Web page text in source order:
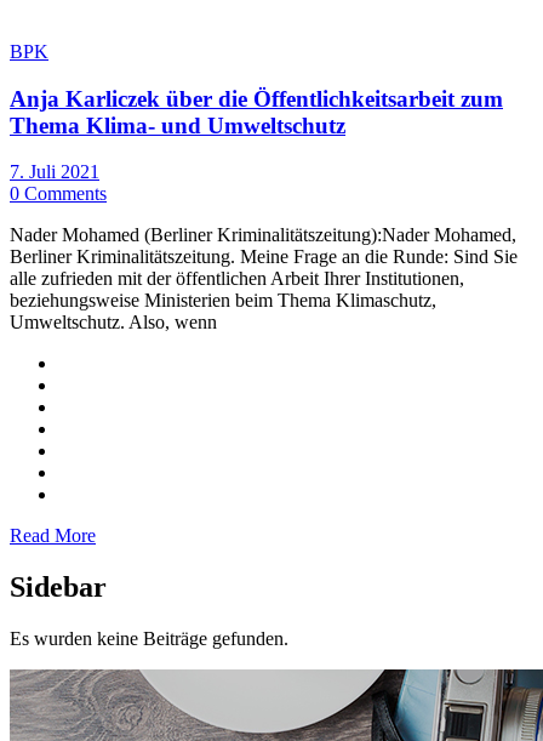
BPK
Anja Karliczek über die Öffentlichkeitsarbeit zum
Thema Klima- und Umweltschutz
7. Juli 2021
0 Comments
Nader Mohamed (Berliner Kriminalitätszeitung):Nader Mohamed,
Berliner Kriminalitätszeitung. Meine Frage an die Runde: Sind Sie
alle zufrieden mit der öffentlichen Arbeit Ihrer Institutionen,
beziehungsweise Ministerien beim Thema Klimaschutz,
Umweltschutz. Also, wenn
Read More
Sidebar
Es wurden keine Beiträge gefunden.